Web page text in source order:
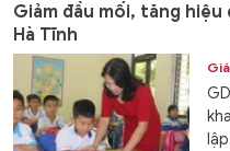
Giảm đầu mối, tăng
Hà Tĩnh